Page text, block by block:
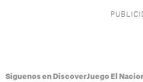
Síguenos en DiscoverJuego El